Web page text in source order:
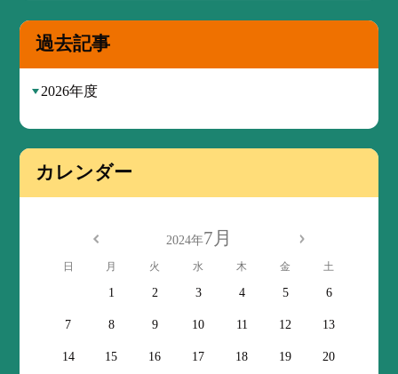
過去記事
2026年度
カレンダー
2024年7月
日 月 火 水 木 金 土
1 2 3 4 5 6
7 8 9 10 11 12 13
14 15 16 17 18 19 20